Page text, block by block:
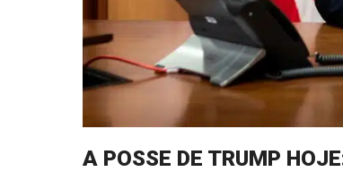
A POSSE DE TRUMP